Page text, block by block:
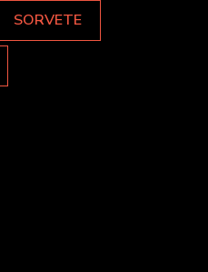
SORVETE